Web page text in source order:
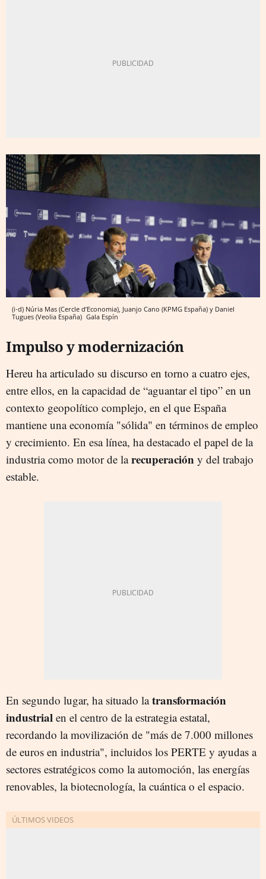
(i-d) Núria Mas (Cercle d’Economia), Juanjo Cano (KPMG España) y Daniel
Tugues (Veolia España) Gala Espín
Impulso y modernización
Hereu ha articulado su discurso en torno a cuatro ejes,
entre ellos, en la capacidad de “aguantar el tipo” en un
contexto geopolítico complejo, en el que España
mantiene una economía "sólida" en términos de empleo
y crecimiento. En esa línea, ha destacado el papel de la
industria como motor de larecuperación y del trabajo
estable.
En segundo lugar, ha situado latransformación
industrial en el centro de la estrategia estatal,
recordando la movilización de "más de 7.000 millones
de euros en industria", incluidos los PERTE y ayudas a
sectores estratégicos como la automoción, las energías
renovables, la biotecnología, la cuántica o el espacio.